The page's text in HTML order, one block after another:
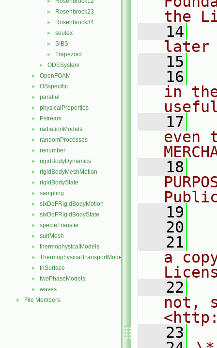
► Rosenbrock23
► Rosenbrock34
► seulex
► SIBS
► Trapezoid
► ODESystem
► OpenFOAM
► OSspecific
► parallel
► physicalProperties
► Pstream
► radiationModels
► randomProcesses
► renumber
► rigidBodyDynamics
► rigidBodyMeshMotion
► rigidBodyState
► sampling
► sixDoFRigidBodyMotion
► sixDoFRigidBodyState
► specieTransfer
► surfMesh
► thermophysicalModels
► ThermophysicalTransportModels
► triSurface
► twoPhaseModels
► waves
► File Members
the
   14
later
   15
   16
in
   17
even
   18
   19
   20
   21
a
   22
not,
   23